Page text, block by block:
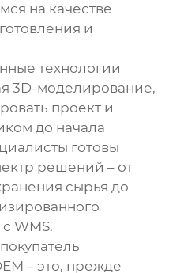
на качестве
и
технологии
3D-моделирование,
проект и
до начала
готовы
решений – от
сырья до
WMS.
– это, прежде